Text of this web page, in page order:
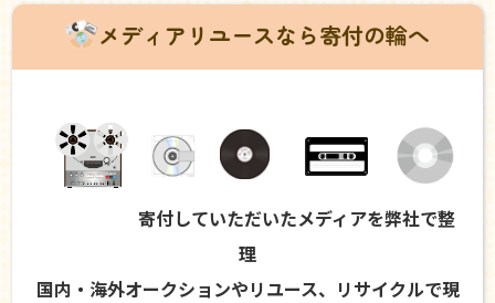
メディアリユースなら寄付の輪へ
寄付していただいたメディアを弊社で整
理
国内・海外オークションやリユース、リサイクルで現